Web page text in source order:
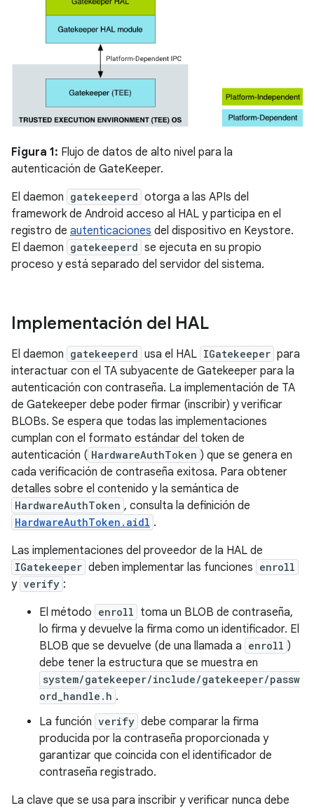
Figura 1: Flujo de datos de alto nivel para la
autenticación de GateKeeper.
El daemon gatekeeperd otorga a las APIs del
framework de Android acceso al HAL y participa en el
registro de autenticaciones del dispositivo en Keystore.
El daemon gatekeeperd se ejecuta en su propio
proceso y está separado del servidor del sistema.
Implementación del HAL
El daemon gatekeeperd usa el HAL IGatekeeper para
interactuar con el TA subyacente de Gatekeeper para la
autenticación con contraseña. La implementación de TA
de Gatekeeper debe poder firmar (inscribir) y verificar
BLOBs. Se espera que todas las implementaciones
cumplan con el formato estándar del token de
autenticación ( HardwareAuthToken ) que se genera en
cada verificación de contraseña exitosa. Para obtener
detalles sobre el contenido y la semántica de
HardwareAuthToken , consulta la definición de
HardwareAuthToken.aidl .
Las implementaciones del proveedor de la HAL de
IGatekeeper deben implementar las funciones enroll
y verify :
El método enroll toma un BLOB de contraseña,
lo firma y devuelve la firma como un identificador. El
BLOB que se devuelve (de una llamada a enroll )
debe tener la estructura que se muestra en
system/gatekeeper/include/gatekeeper/passw
ord_handle.h .
La función verify debe comparar la firma
producida por la contraseña proporcionada y
garantizar que coincida con el identificador de
contraseña registrado.
La clave que se usa para inscribir y verificar nunca debe